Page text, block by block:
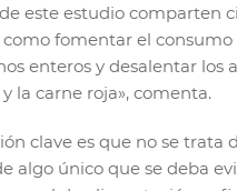
este estudio comparten
fomentar el
enteros y desalentar los
la carne roja», comenta.
clave es que no se trata
algo único que se deba